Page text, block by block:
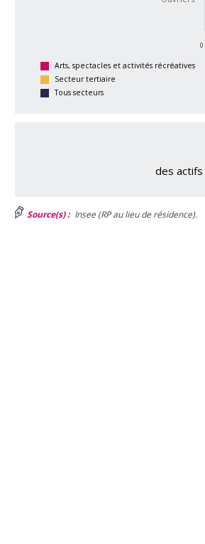
0
Arts, spectacles et activités récréatives
Secteur tertiaire
Tous secteurs
des
Source(s) : Insee (RP au lieu de résidence).